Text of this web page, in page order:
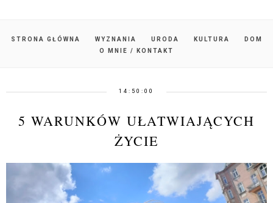
STRONA GŁÓWNA WYZNANIA URODA KULTURA
DOM
O MNIE / KONTAKT
14:50:00
5 WARUNKÓW UŁATWIAJĄCYCH
ŻYCIE